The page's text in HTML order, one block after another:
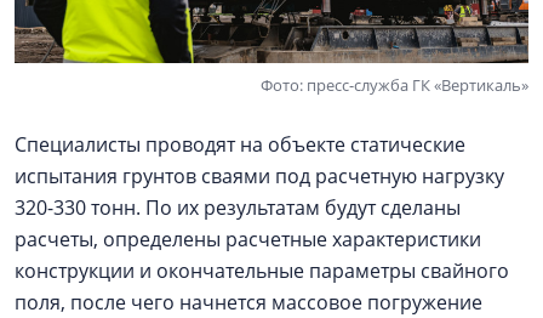
Фото: пресс-служба ГК «Вертикаль»
Специалисты проводят на объекте статические
испытания грунтов сваями под расчетную нагрузку
320-330 тонн. По их результатам будут сделаны
расчеты, определены расчетные характеристики
конструкции и окончательные параметры свайного
поля, после чего начнется массовое погружение